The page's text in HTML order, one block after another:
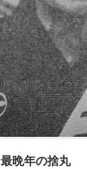
最晩年の捨丸